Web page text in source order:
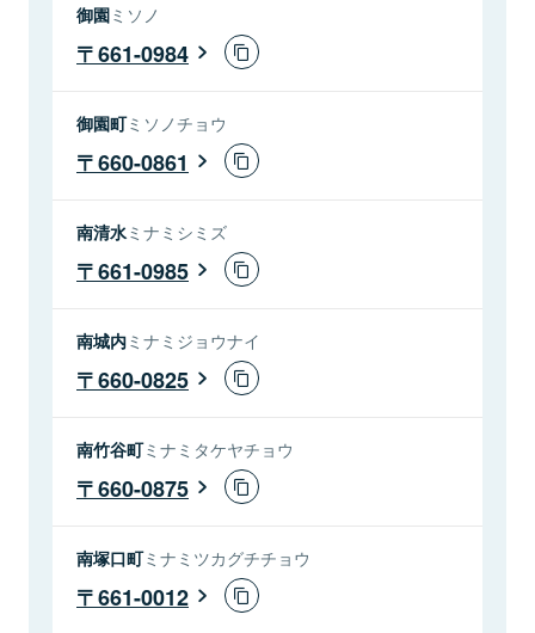
御園ミソノ
661-0984
御園町ミソノチョウ
660-0861
南清水ミナミシミズ
661-0985
南城内ミナミジョウナイ
660-0825
南竹谷町ミナミタケヤチョウ
660-0875
南塚口町ミナミツカグチチョウ
661-0012